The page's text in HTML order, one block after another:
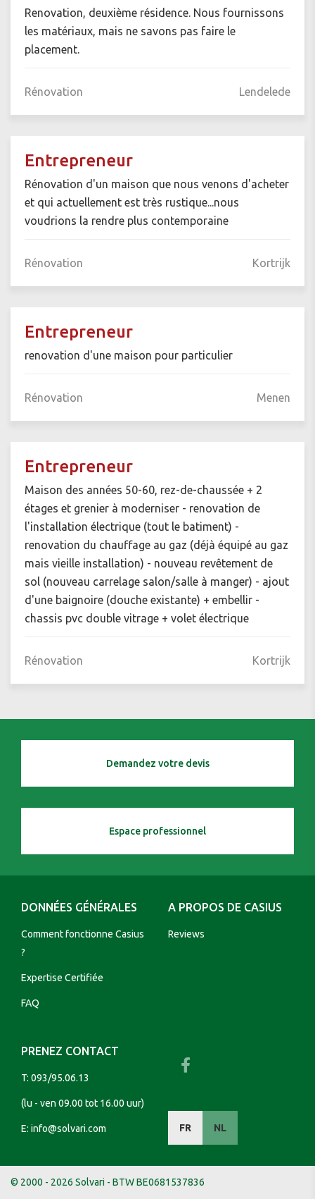
Renovation, deuxième résidence. Nous fournissons
les matériaux, mais ne savons pas faire le
placement.
Rénovation Lendelede
Entrepreneur
Rénovation d'un maison que nous venons d'acheter
et qui actuellement est très rustique...nous
voudrions la rendre plus contemporaine
Rénovation Kortrijk
Entrepreneur
renovation d'une maison pour particulier
Rénovation Menen
Entrepreneur
Maison des années 50-60, rez-de-chaussée + 2
étages et grenier à moderniser - renovation de
l'installation électrique (tout le batiment) -
renovation du chauffage au gaz (déjà équipé au gaz
mais vieille installation) - nouveau revêtement de
sol (nouveau carrelage salon/salle à manger) - ajout
d'une baignoire (douche existante) + embellir -
chassis pvc double vitrage + volet électrique
Rénovation Kortrijk
Demandez votre devis
Espace professionnel
DONNÉES GÉNÉRALES
Comment fonctionne Casius
?
Expertise Certifiée
FAQ
A PROPOS DE CASIUS
Reviews
PRENEZ CONTACT
T: 093/95.06.13
(lu - ven 09.00 tot 16.00 uur)
E: info@solvari.com FR NL
© 2000 - 2026 Solvari - BTW BE0681537836